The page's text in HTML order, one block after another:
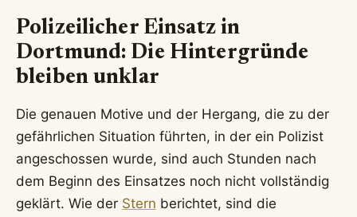
Polizeilicher Einsatz in
Dortmund: Die Hintergründe
bleiben unklar
Die genauen Motive und der Hergang, die zu der
gefährlichen Situation führten, in der ein Polizist
angeschossen wurde, sind auch Stunden nach
dem Beginn des Einsatzes noch nicht vollständig
geklärt. Wie der Stern berichtet, sind die